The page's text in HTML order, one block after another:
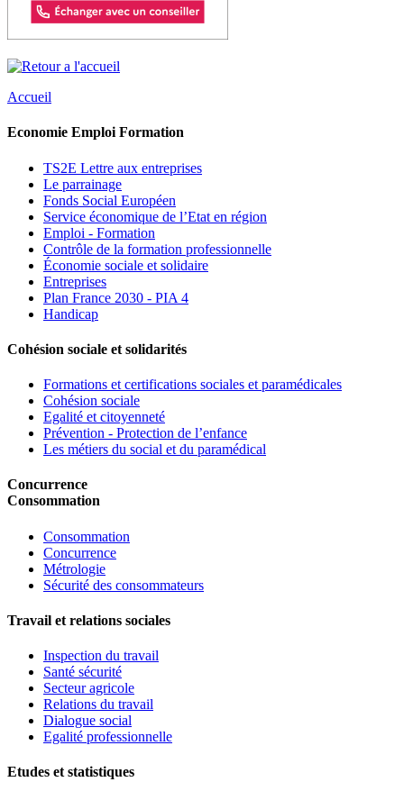
Accueil
Economie Emploi Formation
TS2E Lettre aux entreprises
Le parrainage
Fonds Social Européen
Service économique de l’Etat en région
Emploi - Formation
Contrôle de la formation professionnelle
Économie sociale et solidaire
Entreprises
Plan France 2030 - PIA 4
Handicap
Cohésion sociale et solidarités
Formations et certifications sociales et paramédicales
Cohésion sociale
Egalité et citoyenneté
Prévention - Protection de l’enfance
Les métiers du social et du paramédical
Concurrence
Consommation
Consommation
Concurrence
Métrologie
Sécurité des consommateurs
Travail et relations sociales
Inspection du travail
Santé sécurité
Secteur agricole
Relations du travail
Dialogue social
Egalité professionnelle
Etudes et statistiques